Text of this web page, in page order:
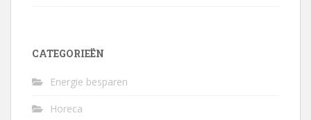
CATEGORIEËN
Energie besparen
Horeca